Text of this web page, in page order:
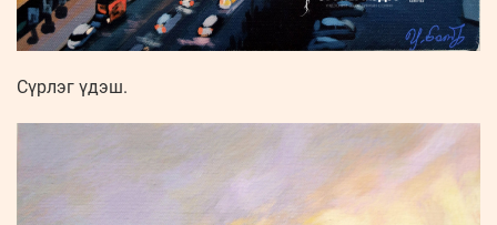
Сүрлэг үдэш.